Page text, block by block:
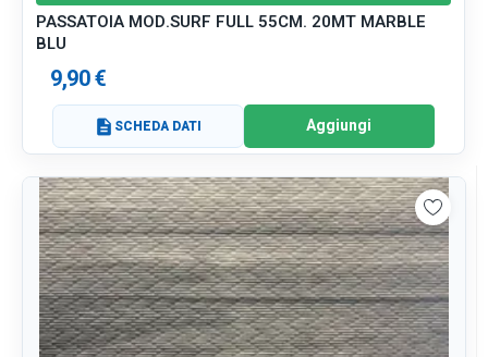
PASSATOIA MOD.SURF FULL 55CM. 20MT MARBLE
BLU
9,90 €
description SCHEDA DATI Aggiungi